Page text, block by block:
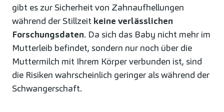
gibt es zur Sicherheit von Zahnaufhellungen
während der Stillzeit keine verlässlichen
Forschungsdaten. Da sich das Baby nicht mehr im
Mutterleib befindet, sondern nur noch über die
Muttermilch mit Ihrem Körper verbunden ist, sind
die Risiken wahrscheinlich geringer als während der
Schwangerschaft.